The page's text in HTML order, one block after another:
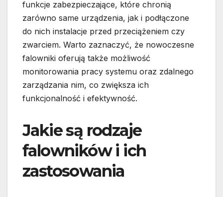
funkcje zabezpieczające, które chronią
zarówno same urządzenia, jak i podłączone
do nich instalacje przed przeciążeniem czy
zwarciem. Warto zaznaczyć, że nowoczesne
falowniki oferują także możliwość
monitorowania pracy systemu oraz zdalnego
zarządzania nim, co zwiększa ich
funkcjonalność i efektywność.
Jakie są rodzaje
falowników i ich
zastosowania